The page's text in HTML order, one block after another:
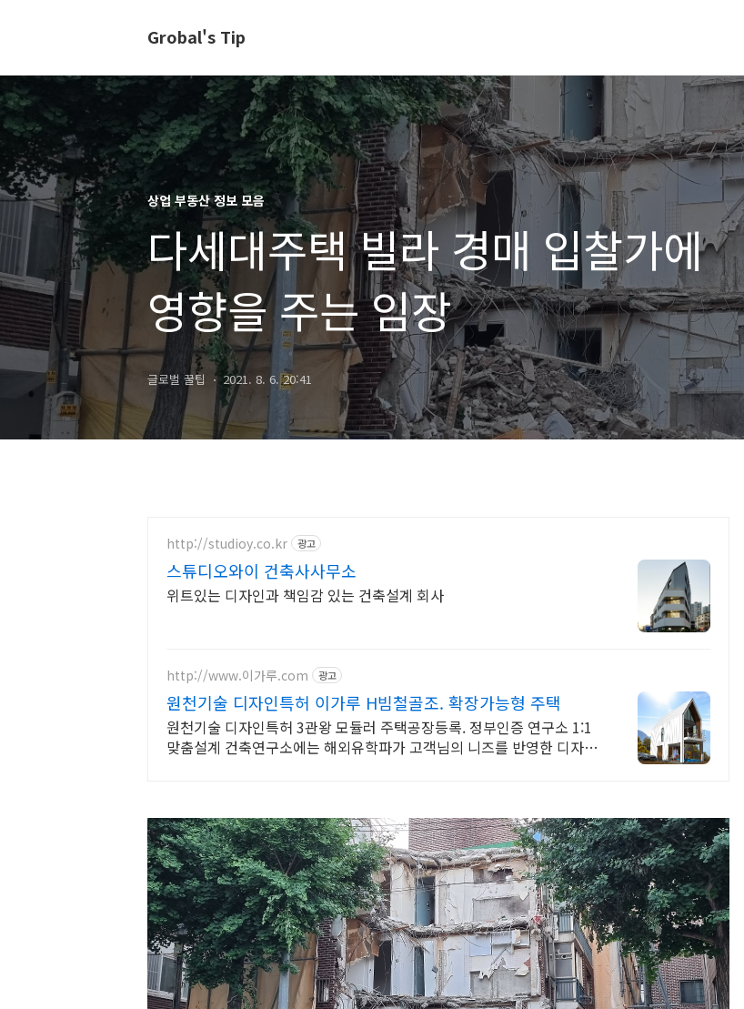
Grobal's Tip
상업 부동산 정보 모음
다세대주택 빌라 경매 입찰가에
영향을 주는 임장
글로벌 꿀팁 2021. 8. 6. 20:41
http://studioy.co.kr 광고
스튜디오와이 건축사사무소
위트있는 디자인과 책임감 있는 건축설계 회사
http://www.이가루.com 광고
원천기술 디자인특허 이가루 H빔철골조. 확장가능형 주택
원천기술 디자인특허 3관왕 모듈러 주택공장등록. 정부인증 연구소 1:1
맞춤설계 건축연구소에는 해외유학파가 고객님의 니즈를 반영한 디자인